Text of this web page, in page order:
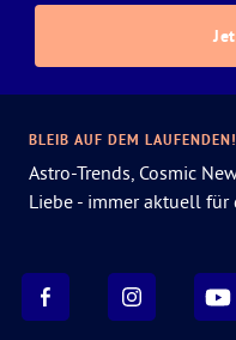
BLEIB AUF DEM LAUFENDEN!
Astro-Trends, Cosmic
Liebe - immer aktuell für